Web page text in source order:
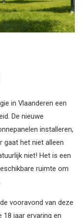
in Vlaanderen een
De nieuwe
installeren,
gaat het niet alleen
niet! Het is een
ruimte om
vooravond van deze
18 jaar ervaring en